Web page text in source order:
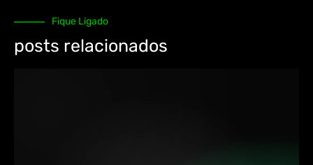
Fique Ligado
posts relacionados